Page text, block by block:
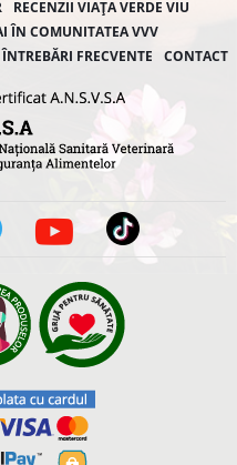
RECENZII VIAȚA VERDE VIU
ÎN COMUNITATEA VVV
ÎNTREBĂRI FRECVENTE CONTACT